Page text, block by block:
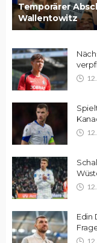
Temporärer
Wallentowitz
Edin